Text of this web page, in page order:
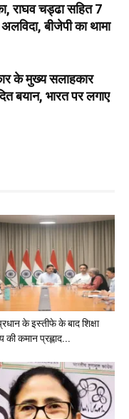
राघव चड्ढा सहित 7
बीजेपी का थामा
के मुख्य सलाहकार
बयान, भारत पर लगाए
के इस्तीफे के बाद शिक्षा
की कमान प्रह्लाद...